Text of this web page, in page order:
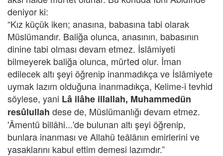
deniyor ki:
“Kız küçük iken; anasına, babasına tabi olarak
Müslümandır. Baliğa olunca, anasının, babasının
dinine tabi olması devam etmez. İslâmiyeti
bilmeyerek baliğa olunca, mürted olur. İman
edilecek altı şeyi öğrenip inanmadıkça ve İslâmiyete
uymak lazım olduğuna inanmadıkça, Kelime-i tevhid
söylese, yani Lâ ilâhe illallah, Muhammedün
resûlullah dese de, Müslümanlığı devam etmez.
'Âmentü billâhi...'de bulunan altı şeyi öğrenip,
bunlara inanması ve Allahü teâlânın emirlerini ve
yasaklarını kabul ettim demesi lazımdır.”